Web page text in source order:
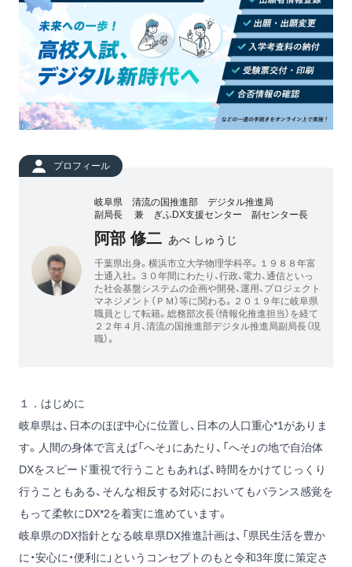
プロフィール
岐阜県 清流の国推進部 デジタル推進局
副局長 兼 ぎふDX支援センター 副センター長
阿部 修二 あべ しゅうじ
千葉県出身。横浜市立大学物理学科卒。１９８８年富
士通入社。３０年間にわたり、行政、電力、通信といっ
た社会基盤システムの企画や開発、運用、プロジェクト
マネジメント（ＰＭ）等に関わる。２０１９年に岐阜県
職員として転籍。総務部次長（情報化推進担当）を経て
２２年４月、清流の国推進部デジタル推進局副局長（現
職）。
１．はじめに
岐阜県は、日本のほぼ中心に位置し、日本の人口重心*1がありま
す。人間の身体で言えば「へそ」にあたり、「へそ」の地で自治体
DXをスピード重視で行うこともあれば、時間をかけてじっくり
行うこともある、そんな相反する対応においてもバランス感覚を
もって柔軟にDX*2を着実に進めています。
岐阜県のDX指針となる岐阜県DX推進計画は、「県民生活を豊か
に・安心に・便利に」というコンセプトのもと令和3年度に策定さ